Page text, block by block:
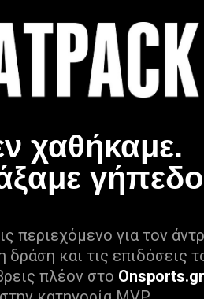
χαθήκαμε.
περιεχόμενο για τον
δράση και τις επιδόσεις
πλέον στο Onsports.gr